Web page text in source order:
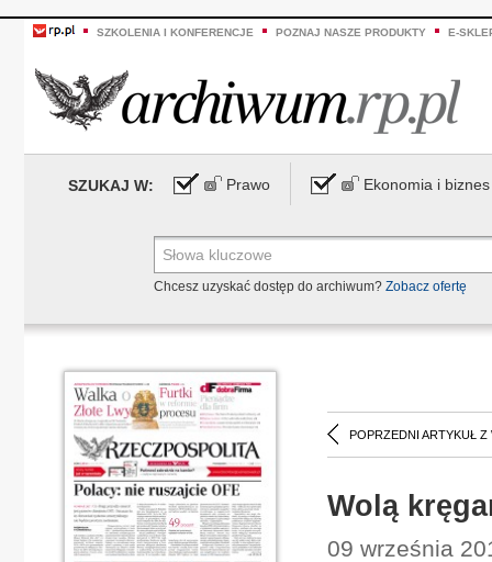
SZKOLENIA I KONFERENCJE POZNAJ NASZE PRODUKTY E-
SZUKAJ W: Prawo Ekonomia i biznes
Chcesz uzyskać dostęp do archiwum? Zobacz ofertę
POPRZEDNI ARTYKUŁ Z
Wolą
09 września